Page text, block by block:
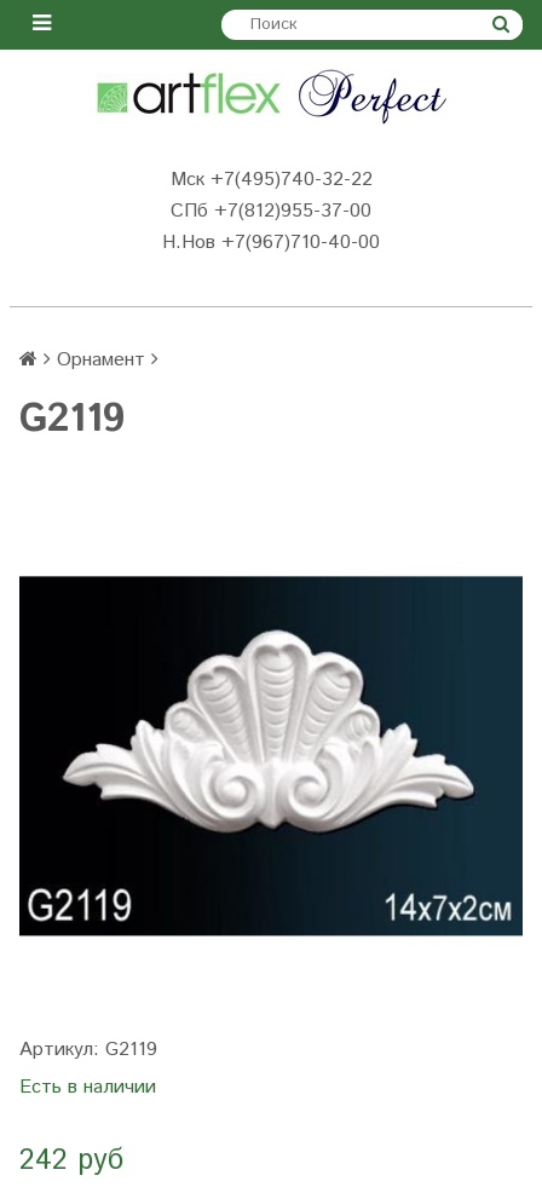
Мск +7(495)740-32-22
СПб +7(812)955-37-00
Н.Нов +7(967)710-40-00
Орнамент
G2119
Артикул: G2119
Есть в наличии
242 руб